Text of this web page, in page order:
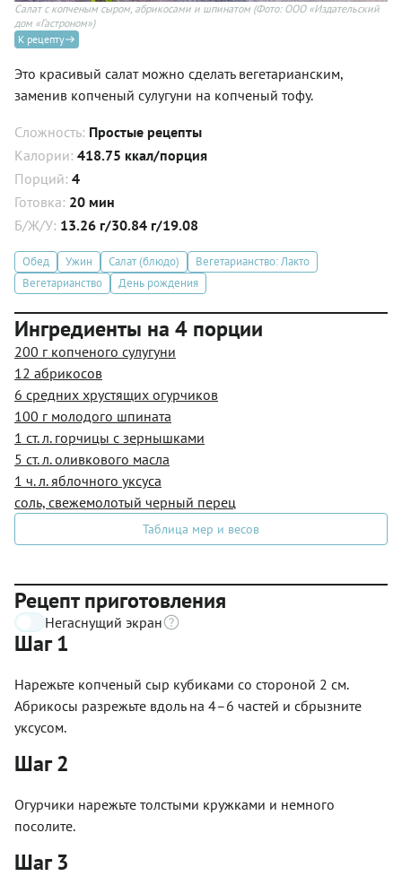
Салат с копченым сыром, абрикосами и шпинатом (Фото: ООО «Издательский
дом «Гастроном»)
К рецепту
Это красивый салат можно сделать вегетарианским,
заменив копченый сулугуни на копченый тофу.
Сложность: Простые рецепты
Калории: 418.75 ккал/порция
Порций: 4
Готовка: 20 мин
Б/Ж/У: 13.26 г/30.84 г/19.08
Обед Ужин Салат (блюдо)
Вегетарианство: Лакто
Вегетарианство
День рождения
Ингредиенты на 4 порции
200 г копченого сулугуни
12 абрикосов
6 средних хрустящих огурчиков
100 г молодого шпината
1 ст. л. горчицы с зернышками
5 ст. л. оливкового масла
1 ч. л. яблочного уксуса
соль, свежемолотый черный перец
Таблица мер и весов
Рецепт приготовления
Негаснущий экран
Шаг 1
Нарежьте копченый сыр кубиками со стороной 2 см.
Абрикосы разрежьте вдоль на 4–6 частей и сбрызните
уксусом.
Шаг 2
Огурчики нарежьте толстыми кружками и немного
посолите.
Шаг 3